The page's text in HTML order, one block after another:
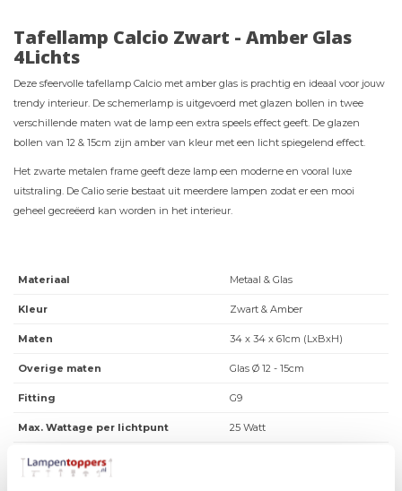
Tafellamp Calcio Zwart - Amber Glas
4Lichts
Deze sfeervolle tafellamp Calcio met amber glas is prachtig en ideaal voor jouw
trendy interieur. De schemerlamp is uitgevoerd met glazen bollen in twee
verschillende maten wat de lamp een extra speels effect geeft. De glazen
bollen van 12 & 15cm zijn amber van kleur met een licht spiegelend effect.
Het zwarte metalen frame geeft deze lamp een moderne en vooral luxe
uitstraling. De Calio serie bestaat uit meerdere lampen zodat er een mooi
geheel gecreëerd kan worden in het interieur.
Materiaal Metaal & Glas
Kleur Zwart & Amber
Maten 34 x 34 x 61cm (LxBxH)
Overige maten Glas Ø 12 - 15cm
Fitting G9
Max. Wattage per lichtpunt 25 Watt
Incl. lichtbron